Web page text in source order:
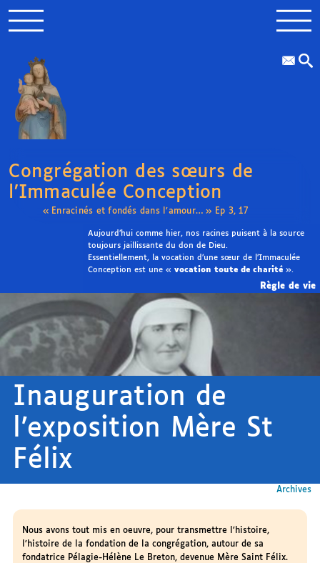
Congrégation des sœurs de
l’Immaculée Conception
« Enracinés et fondés dans l’amour… » Ep 3, 17
Règle de vie
Aujourd’hui comme hier, nos racines puisent à la source
toujours jaillissante du don de Dieu.
Essentiellement, la vocation d’une sœur de l’Immaculée
Conception est une « vocation toute de charité».
Inauguration de
l’exposition Mère St
Félix
Archives
Nous avons tout mis en oeuvre, pour transmettre l’histoire,
l’histoire de la fondation de la congrégation, autour de sa
fondatrice Pélagie-Hélène Le Breton, devenue Mère Saint Félix.